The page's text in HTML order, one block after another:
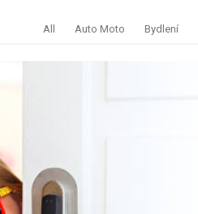
All Auto Moto Bydlení